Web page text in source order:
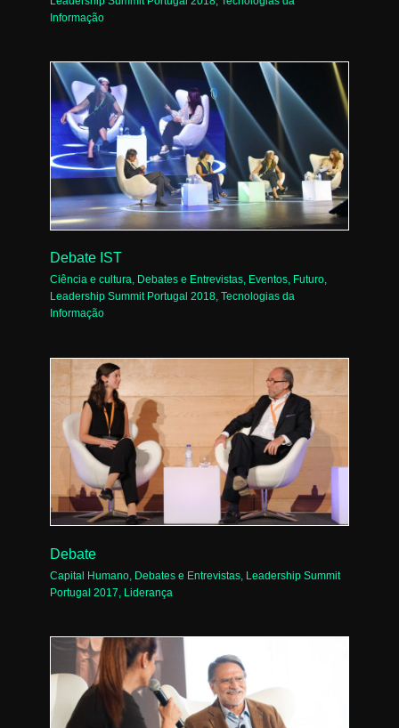
Informação
Debate IST
Ciência e cultura, Debates e Entrevistas, Eventos, Futuro,
Leadership Summit Portugal 2018,Tecnologias da
Informação
Debate
Capital Humano, Debates e Entrevistas, Leadership Summit
Portugal 2017, Liderança